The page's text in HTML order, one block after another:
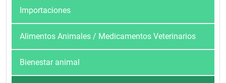
Importaciones
Alimentos Animales / Medicamentos Veterinarios
Bienestar animal